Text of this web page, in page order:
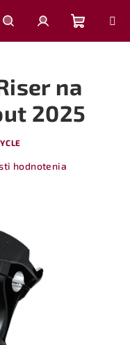
HľadaťPrihlásenie
košík
na
2025
hodnotenia